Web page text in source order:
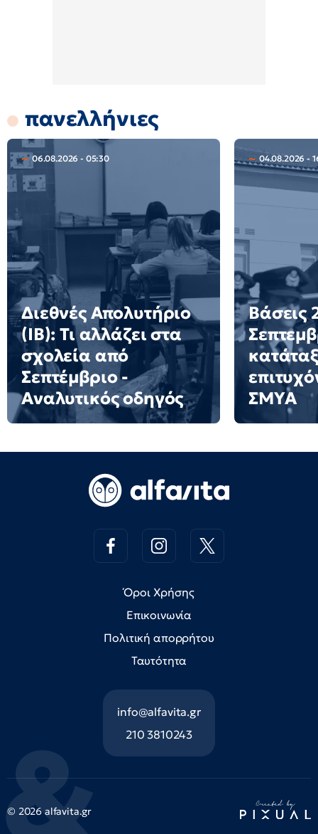
πανελλήνιες
06.08.2026 - 05:30
Διεθνές Απολυτήριο
(IB): Τι αλλάζει στα
σχολεία από
Σεπτέμβριο -
Αναλυτικός οδηγός
04.08.2026 -
Βάσεις
ΣΜΥΑ
Όροι Χρήσης
Επικοινωνία
Πολιτική απορρήτου
Ταυτότητα
info@alfavita.gr
210 3810243
© 2026 alfavita.gr